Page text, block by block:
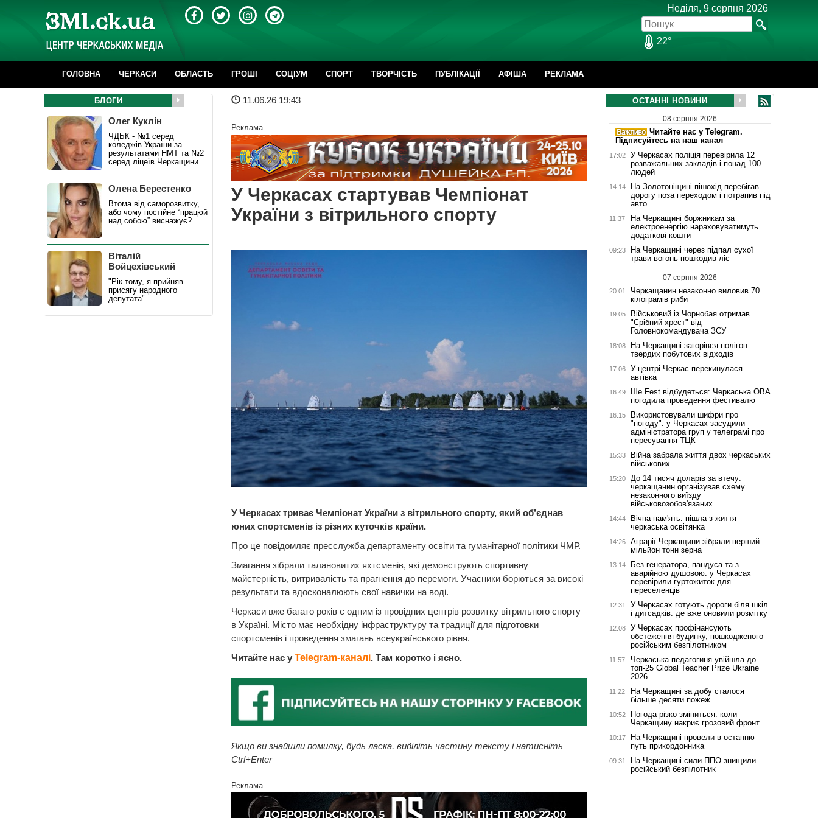
Неділя, 9 серпня 2026
22°
ГОЛОВНА ЧЕРКАСИ ОБЛАСТЬ ГРОШІ CОЦІУМ СПОРТ ТВОРЧІСТЬ ПУБЛІКАЦІЇ АФІША РЕКЛАМА
11.06.26 19:43
Реклама
У Черкасах стартував Чемпіонат
України з вітрильного спорту
У Черкасах триває Чемпіонат України з вітрильного спорту, який об’єднав
юних спортсменів із різних куточків країни.
Про це повідомляє пресслужба департаменту освіти та гуманітарної політики ЧМР.
Змагання зібрали талановитих яхтсменів, які демонструють спортивну
майстерність, витривалість та прагнення до перемоги. Учасники борються за високі
результати та вдосконалюють свої навички на воді.
Черкаси вже багато років є одним із провідних центрів розвитку вітрильного спорту
в Україні. Місто має необхідну інфраструктуру та традиції для підготовки
спортсменів і проведення змагань всеукраїнського рівня.
Читайте нас у Telegram-каналі. Там коротко і ясно.
Якщо ви знайшли помилку, будь ласка, виділіть частину тексту і натисніть
Ctrl+Enter
Реклама
БЛОГИ
Олег Куклін
ЧДБК - №1 серед
коледжів України за
результатами НМТ та №2
серед ліцеїв Черкащини
Олена Берестенко
Втома від саморозвитку,
або чому постійне “працюй
над собою” виснажує?
Віталій
Войцехівський
"Рік тому, я прийняв
присягу народного
депутата"
ОСТАННІ НОВИНИ
08 серпня 2026
Читайте нас у Telegram.
Підписуйтесь на наш канал
17:02
У Черкасах поліція перевірила 12
розважальних закладів і понад 100
людей
14:14
На Золотоніщині пішохід перебігав
дорогу поза переходом і потрапив під
авто
11:37
На Черкащині боржникам за
електроенергію нараховуватимуть
додаткові кошти
09:23
На Черкащині через підпал сухої
трави вогонь пошкодив ліс
07 серпня 2026
20:01
Черкащанин незаконно виловив 70
кілограмів риби
19:05
Військовий із Чорнобая отримав
"Срібний хрест" від
Головнокомандувача ЗСУ
18:08
На Черкащині загорівся полігон
твердих побутових відходів
17:06
У центрі Черкас перекинулася
автівка
16:49
Ше.Fest відбудеться: Черкаська ОВА
погодила проведення фестивалю
16:15
Використовували шифри про
"погоду": у Черкасах засудили
адміністратора груп у телеграмі про
пересування ТЦК
15:33
Війна забрала життя двох черкаських
військових
15:20
До 14 тисяч доларів за втечу:
черкащанин організував схему
незаконного виїзду
військовозобов'язаних
14:44
Вічна пам'ять: пішла з життя
черкаська освітянка
14:26
Аграрії Черкащини зібрали перший
мільйон тонн зерна
13:14
Без генератора, пандуса та з
аварійною душовою: у Черкасах
перевірили гуртожиток для
переселенців
12:31
У Черкасах готують дороги біля шкіл
і дитсадків: де вже оновили розмітку
12:08
У Черкасах профінансують
обстеження будинку, пошкодженого
російським безпілотником
11:57
Черкаська педагогиня увійшла до
топ-25 Global Teacher Prize Ukraine
2026
11:22
На Черкащині за добу сталося
більше десяти пожеж
10:52
Погода різко зміниться: коли
Черкащину накриє грозовий фронт
10:17
На Черкащині провели в останню
путь прикордонника
09:31
На Черкащині сили ППО знищили
російський безпілотник